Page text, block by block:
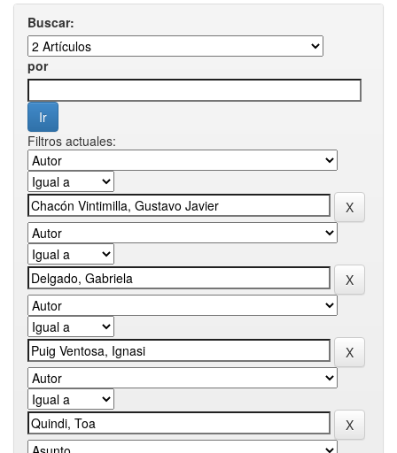
Buscar:
por
Filtros actuales: